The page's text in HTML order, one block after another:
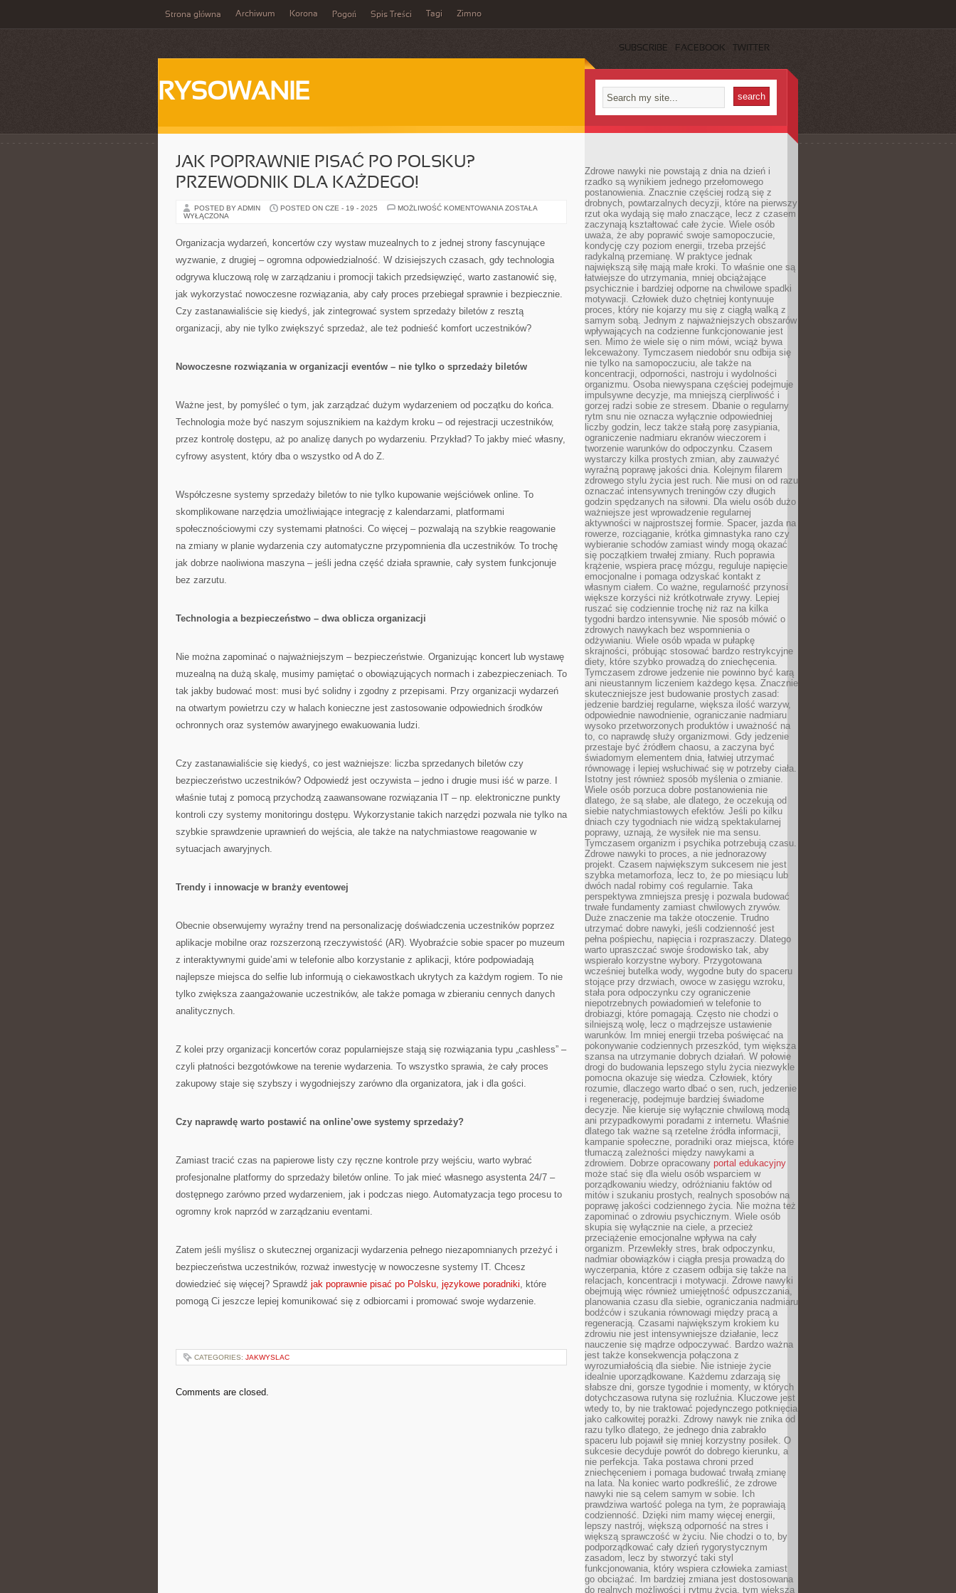
Strona główna Archiwum Korona Pogoń Spis Treści Tagi Zimno
SUBSCRIBE FACEBOOK TWITTER
RYSOWANIE
JAK POPRAWNIE PISAĆ PO POLSKU?
PRZEWODNIK DLA KAŻDEGO!
POSTED BY ADMIN POSTED ON CZE - 19 - 2025 MOŻLIWOŚĆ KOMENTOWANIA JAK
POLSKU?
PRZEWODNIK
KAŻDEGO!
ZOSTAŁA
WYŁĄCZONA
Organizacja wydarzeń, koncertów czy wystaw muzealnych to z jednej strony fascynujące
wyzwanie, z drugiej – ogromna odpowiedzialność. W dzisiejszych czasach, gdy technologia
odgrywa kluczową rolę w zarządzaniu i promocji takich przedsięwzięć, warto zastanowić się,
jak wykorzystać nowoczesne rozwiązania, aby cały proces przebiegał sprawnie i bezpiecznie.
Czy zastanawialiście się kiedyś, jak zintegrować system sprzedaży biletów z resztą
organizacji, aby nie tylko zwiększyć sprzedaż, ale też podnieść komfort uczestników?
Nowoczesne rozwiązania w organizacji eventów – nie tylko o sprzedaży biletów
Ważne jest, by pomyśleć o tym, jak zarządzać dużym wydarzeniem od początku do końca.
Technologia może być naszym sojusznikiem na każdym kroku – od rejestracji uczestników,
przez kontrolę dostępu, aż po analizę danych po wydarzeniu. Przykład? To jakby mieć własny,
cyfrowy asystent, który dba o wszystko od A do Z.
Współczesne systemy sprzedaży biletów to nie tylko kupowanie wejściówek online. To
skomplikowane narzędzia umożliwiające integrację z kalendarzami, platformami
społecznościowymi czy systemami płatności. Co więcej – pozwalają na szybkie reagowanie
na zmiany w planie wydarzenia czy automatyczne przypomnienia dla uczestników. To trochę
jak dobrze naoliwiona maszyna – jeśli jedna część działa sprawnie, cały system funkcjonuje
bez zarzutu.
Technologia a bezpieczeństwo – dwa oblicza organizacji
Nie można zapominać o najważniejszym – bezpieczeństwie. Organizując koncert lub wystawę
muzealną na dużą skalę, musimy pamiętać o obowiązujących normach i zabezpieczeniach. To
tak jakby budować most: musi być solidny i zgodny z przepisami. Przy organizacji wydarzeń
na otwartym powietrzu czy w halach konieczne jest zastosowanie odpowiednich środków
ochronnych oraz systemów awaryjnego ewakuowania ludzi.
Czy zastanawialiście się kiedyś, co jest ważniejsze: liczba sprzedanych biletów czy
bezpieczeństwo uczestników? Odpowiedź jest oczywista – jedno i drugie musi iść w parze. I
właśnie tutaj z pomocą przychodzą zaawansowane rozwiązania IT – np. elektroniczne punkty
kontroli czy systemy monitoringu dostępu. Wykorzystanie takich narzędzi pozwala nie tylko na
szybkie sprawdzenie uprawnień do wejścia, ale także na natychmiastowe reagowanie w
sytuacjach awaryjnych.
Trendy i innowacje w branży eventowej
Obecnie obserwujemy wyraźny trend na personalizację doświadczenia uczestników poprzez
aplikacje mobilne oraz rozszerzoną rzeczywistość (AR). Wyobraźcie sobie spacer po muzeum
z interaktywnymi guide’ami w telefonie albo korzystanie z aplikacji, które podpowiadają
najlepsze miejsca do selfie lub informują o ciekawostkach ukrytych za każdym rogiem. To nie
tylko zwiększa zaangażowanie uczestników, ale także pomaga w zbieraniu cennych danych
analitycznych.
Z kolei przy organizacji koncertów coraz popularniejsze stają się rozwiązania typu „cashless” –
czyli płatności bezgotówkowe na terenie wydarzenia. To wszystko sprawia, że cały proces
zakupowy staje się szybszy i wygodniejszy zarówno dla organizatora, jak i dla gości.
Czy naprawdę warto postawić na online’owe systemy sprzedaży?
Zamiast tracić czas na papierowe listy czy ręczne kontrole przy wejściu, warto wybrać
profesjonalne platformy do sprzedaży biletów online. To jak mieć własnego asystenta 24/7 –
dostępnego zarówno przed wydarzeniem, jak i podczas niego. Automatyzacja tego procesu to
ogromny krok naprzód w zarządzaniu eventami.
Zatem jeśli myślisz o skutecznej organizacji wydarzenia pełnego niezapomnianych przeżyć i
bezpieczeństwa uczestników, rozważ inwestycję w nowoczesne systemy IT. Chcesz
dowiedzieć się więcej? Sprawdź jak poprawnie pisać po Polsku, językowe poradniki, które
pomogą Ci jeszcze lepiej komunikować się z odbiorcami i promować swoje wydarzenie.
CATEGORIES: JAKWYSLAC
Comments are closed.
Zdrowe nawyki nie powstają z dnia na dzień i
rzadko są wynikiem jednego przełomowego
postanowienia. Znacznie częściej rodzą się z
drobnych, powtarzalnych decyzji, które na pierwszy
rzut oka wydają się mało znaczące, lecz z czasem
zaczynają kształtować całe życie. Wiele osób
uważa, że aby poprawić swoje samopoczucie,
kondycję czy poziom energii, trzeba przejść
radykalną przemianę. W praktyce jednak
największą siłę mają małe kroki. To właśnie one są
łatwiejsze do utrzymania, mniej obciążające
psychicznie i bardziej odporne na chwilowe spadki
motywacji. Człowiek dużo chętniej kontynuuje
proces, który nie kojarzy mu się z ciągłą walką z
samym sobą. Jednym z najważniejszych obszarów
wpływających na codzienne funkcjonowanie jest
sen. Mimo że wiele się o nim mówi, wciąż bywa
lekceważony. Tymczasem niedobór snu odbija się
nie tylko na samopoczuciu, ale także na
koncentracji, odporności, nastroju i wydolności
organizmu. Osoba niewyspana częściej podejmuje
impulsywne decyzje, ma mniejszą cierpliwość i
gorzej radzi sobie ze stresem. Dbanie o regularny
rytm snu nie oznacza wyłącznie odpowiedniej
liczby godzin, lecz także stałą porę zasypiania,
ograniczenie nadmiaru ekranów wieczorem i
tworzenie warunków do odpoczynku. Czasem
wystarczy kilka prostych zmian, aby zauważyć
wyraźną poprawę jakości dnia. Kolejnym filarem
zdrowego stylu życia jest ruch. Nie musi on od razu
oznaczać intensywnych treningów czy długich
godzin spędzanych na siłowni. Dla wielu osób dużo
ważniejsze jest wprowadzenie regularnej
aktywności w najprostszej formie. Spacer, jazda na
rowerze, rozciąganie, krótka gimnastyka rano czy
wybieranie schodów zamiast windy mogą okazać
się początkiem trwałej zmiany. Ruch poprawia
krążenie, wspiera pracę mózgu, reguluje napięcie
emocjonalne i pomaga odzyskać kontakt z
własnym ciałem. Co ważne, regularność przynosi
większe korzyści niż krótkotrwałe zrywy. Lepiej
ruszać się codziennie trochę niż raz na kilka
tygodni bardzo intensywnie. Nie sposób mówić o
zdrowych nawykach bez wspomnienia o
odżywianiu. Wiele osób wpada w pułapkę
skrajności, próbując stosować bardzo restrykcyjne
diety, które szybko prowadzą do zniechęcenia.
Tymczasem zdrowe jedzenie nie powinno być karą
ani nieustannym liczeniem każdego kęsa. Znacznie
skuteczniejsze jest budowanie prostych zasad:
jedzenie bardziej regularne, większa ilość warzyw,
odpowiednie nawodnienie, ograniczanie nadmiaru
wysoko przetworzonych produktów i uważność na
to, co naprawdę służy organizmowi. Gdy jedzenie
przestaje być źródłem chaosu, a zaczyna być
świadomym elementem dnia, łatwiej utrzymać
równowagę i lepiej wsłuchiwać się w potrzeby ciała.
Istotny jest również sposób myślenia o zmianie.
Wiele osób porzuca dobre postanowienia nie
dlatego, że są słabe, ale dlatego, że oczekują od
siebie natychmiastowych efektów. Jeśli po kilku
dniach czy tygodniach nie widzą spektakularnej
poprawy, uznają, że wysiłek nie ma sensu.
Tymczasem organizm i psychika potrzebują czasu.
Zdrowe nawyki to proces, a nie jednorazowy
projekt. Czasem największym sukcesem nie jest
szybka metamorfoza, lecz to, że po miesiącu lub
dwóch nadal robimy coś regularnie. Taka
perspektywa zmniejsza presję i pozwala budować
trwałe fundamenty zamiast chwilowych zrywów.
Duże znaczenie ma także otoczenie. Trudno
utrzymać dobre nawyki, jeśli codzienność jest
pełna pośpiechu, napięcia i rozpraszaczy. Dlatego
warto upraszczać swoje środowisko tak, aby
wspierało korzystne wybory. Przygotowana
wcześniej butelka wody, wygodne buty do spaceru
stojące przy drzwiach, owoce w zasięgu wzroku,
stała pora odpoczynku czy ograniczenie
niepotrzebnych powiadomień w telefonie to
drobiazgi, które pomagają. Często nie chodzi o
silniejszą wolę, lecz o mądrzejsze ustawienie
warunków. Im mniej energii trzeba poświęcać na
pokonywanie codziennych przeszkód, tym większa
szansa na utrzymanie dobrych działań. W połowie
drogi do budowania lepszego stylu życia niezwykle
pomocna okazuje się wiedza. Człowiek, który
rozumie, dlaczego warto dbać o sen, ruch, jedzenie
i regenerację, podejmuje bardziej świadome
decyzje. Nie kieruje się wyłącznie chwilową modą
ani przypadkowymi poradami z internetu. Właśnie
dlatego tak ważne są rzetelne źródła informacji,
kampanie społeczne, poradniki oraz miejsca, które
tłumaczą zależności między nawykami a
zdrowiem. Dobrze opracowany portal edukacyjny
może stać się dla wielu osób wsparciem w
porządkowaniu wiedzy, odróżnianiu faktów od
mitów i szukaniu prostych, realnych sposobów na
poprawę jakości codziennego życia. Nie można też
zapominać o zdrowiu psychicznym. Wiele osób
skupia się wyłącznie na ciele, a przecież
przeciążenie emocjonalne wpływa na cały
organizm. Przewlekły stres, brak odpoczynku,
nadmiar obowiązków i ciągła presja prowadzą do
wyczerpania, które z czasem odbija się także na
relacjach, koncentracji i motywacji. Zdrowe nawyki
obejmują więc również umiejętność odpuszczania,
planowania czasu dla siebie, ograniczania nadmiaru
bodźców i szukania równowagi między pracą a
regeneracją. Czasami największym krokiem ku
zdrowiu nie jest intensywniejsze działanie, lecz
nauczenie się mądrze odpoczywać. Bardzo ważna
jest także konsekwencja połączona z
wyrozumiałością dla siebie. Nie istnieje życie
idealnie uporządkowane. Każdemu zdarzają się
słabsze dni, gorsze tygodnie i momenty, w których
dotychczasowa rutyna się rozluźnia. Kluczowe jest
wtedy to, by nie traktować pojedynczego potknięcia
jako całkowitej porażki. Zdrowy nawyk nie znika od
razu tylko dlatego, że jednego dnia zabrakło
spaceru lub pojawił się mniej korzystny posiłek. O
sukcesie decyduje powrót do dobrego kierunku, a
nie perfekcja. Taka postawa chroni przed
zniechęceniem i pomaga budować trwałą zmianę
na lata. Na koniec warto podkreślić, że zdrowe
nawyki nie są celem samym w sobie. Ich
prawdziwa wartość polega na tym, że poprawiają
codzienność. Dzięki nim mamy więcej energii,
lepszy nastrój, większą odporność na stres i
większą sprawczość w życiu. Nie chodzi o to, by
podporządkować cały dzień rygorystycznym
zasadom, lecz by stworzyć taki styl
funkcjonowania, który wspiera człowieka zamiast
go obciążać. Im bardziej zmiana jest dostosowana
do realnych możliwości i rytmu życia, tym większa